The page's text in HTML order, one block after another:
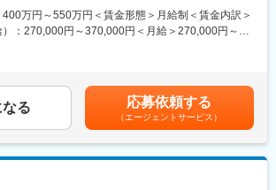
飲料工場、上下水道などで広く使用され、近年は環
利用も増加しています。
化学）があれば歓迎ですが、高い専門性は不要な
でも入社後もスキルアップの環境が整っていますの
400万円～550万円＜賃金形態＞月給制＜賃金内訳＞
）：270,000円～370,000円＜月給＞270,000円～
・決算賞与3月or6月）■年収例：480万円／30歳
万円／35歳（入社5年）630万円／40歳（入社10
までも目安の金額であり、選考を通じて上下する
す。月給(月額)は固定手当を含めた表記です。
る 応募依頼する
（エージェントサービス）